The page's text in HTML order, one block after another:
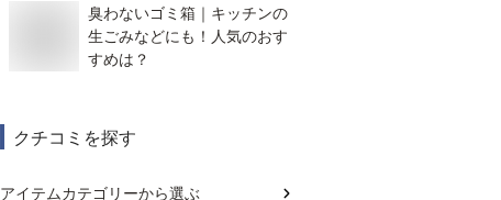
臭わないゴミ箱｜キッチンの
生ごみなどにも！人気のおす
すめは？
クチコミを探す
アイテムカテゴリーから選ぶ